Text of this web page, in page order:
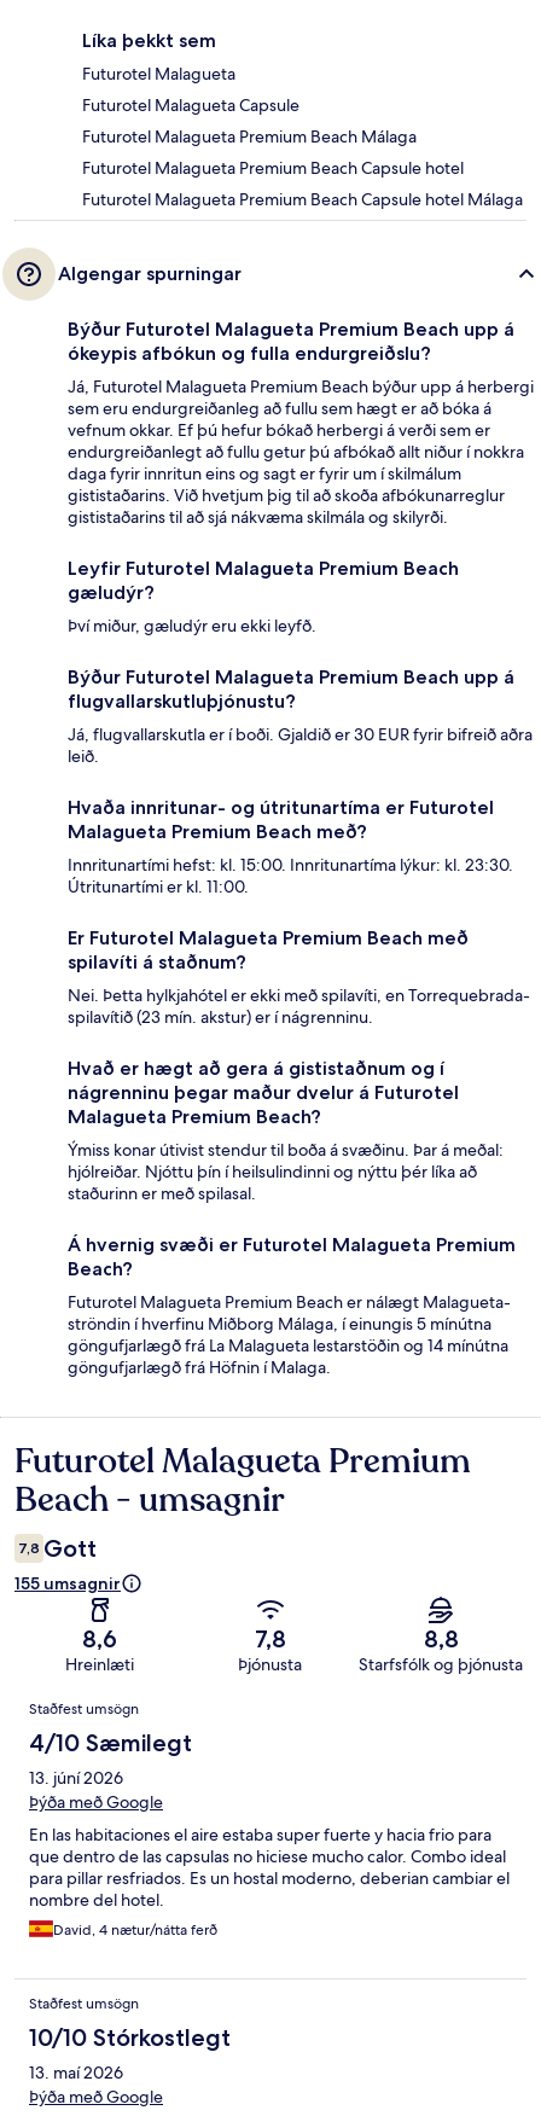
Líka þekkt sem
Futurotel Malagueta
Futurotel Malagueta Capsule
Futurotel Malagueta Premium Beach Málaga
Futurotel Malagueta Premium Beach Capsule hotel
Futurotel Malagueta Premium Beach Capsule hotel Málaga
Algengar spurningar
Býður Futurotel Malagueta Premium Beach upp á
ókeypis afbókun og fulla endurgreiðslu?
Já, Futurotel Malagueta Premium Beach býður upp á herbergi
sem eru endurgreiðanleg að fullu sem hægt er að bóka á
vefnum okkar. Ef þú hefur bókað herbergi á verði sem er
endurgreiðanlegt að fullu getur þú afbókað allt niður í nokkra
daga fyrir innritun eins og sagt er fyrir um í skilmálum
gististaðarins. Við hvetjum þig til að skoða afbókunarreglur
gististaðarins til að sjá nákvæma skilmála og skilyrði.
Leyfir Futurotel Malagueta Premium Beach
gæludýr?
Því miður, gæludýr eru ekki leyfð.
Býður Futurotel Malagueta Premium Beach upp á
flugvallarskutluþjónustu?
Já, flugvallarskutla er í boði. Gjaldið er 30 EUR fyrir bifreið aðra
leið.
Hvaða innritunar- og útritunartíma er Futurotel
Malagueta Premium Beach með?
Innritunartími hefst: kl. 15:00. Innritunartíma lýkur: kl. 23:30.
Útritunartími er kl. 11:00.
Er Futurotel Malagueta Premium Beach með
spilavíti á staðnum?
Nei. Þetta hylkjahótel er ekki með spilavíti, en Torrequebrada-
spilavítið (23 mín. akstur) er í nágrenninu.
Hvað er hægt að gera á gististaðnum og í
nágrenninu þegar maður dvelur á Futurotel
Malagueta Premium Beach?
Ýmiss konar útivist stendur til boða á svæðinu. Þar á meðal:
hjólreiðar. Njóttu þín í heilsulindinni og nýttu þér líka að
staðurinn er með spilasal.
Á hvernig svæði er Futurotel Malagueta Premium
Beach?
Futurotel Malagueta Premium Beach er nálægt Malagueta-
ströndin í hverfinu Miðborg Málaga, í einungis 5 mínútna
göngufjarlægð frá La Malagueta lestarstöðin og 14 mínútna
göngufjarlægð frá Höfnin í Malaga.
Umsagnir
Futurotel Malagueta Premium
Beach - umsagnir
7,8 Gott
155 umsagnir
8,6
Hreinlæti
7,8
Þjónusta
8,8
Starfsfólk og þjónusta
Umsagnir
Staðfest umsögn
4/10 Sæmilegt
13. júní 2026
Þýða með Google
En las habitaciones el aire estaba super fuerte y hacia frio para
que dentro de las capsulas no hiciese mucho calor. Combo ideal
para pillar resfriados. Es un hostal moderno, deberian cambiar el
nombre del hotel.
David, 4 nætur/nátta ferð
Staðfest umsögn
10/10 Stórkostlegt
13. maí 2026
Þýða með Google